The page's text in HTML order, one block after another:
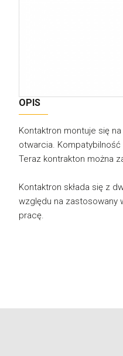
OPIS
Kontaktron montuje się
otwarcia. Kompatybilność
Teraz kontrakton można
Kontaktron składa się z
względu na zastosowany
pracę.